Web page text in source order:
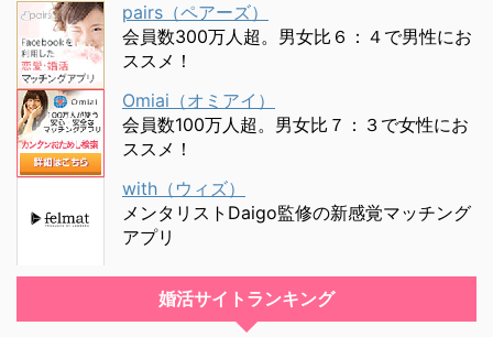
pairs（ペアーズ）
会員数300万人超。男女比６：４で男性にお
ススメ！
Omiai（オミアイ）
会員数100万人超。男女比７：３で女性にお
ススメ！
with（ウィズ）
メンタリストDaigo監修の新感覚マッチング
アプリ
婚活サイトランキング